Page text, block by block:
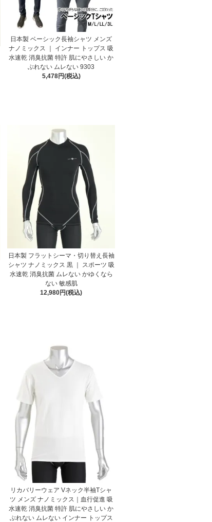
日本製 ベーシック長袖シャツ メンズ
ナノミックス ｜ インナー トップス 吸
水速乾 消臭抗菌 特許 肌にやさしい か
ぶれない ムレない 9303
5,478円(税込)
日本製 フラットシーマ・切り替え長袖
シャツ ナノミックス 黒 ｜ スポーツ 吸
水速乾 消臭抗菌 ムレない かゆくなら
ない 敏感肌
12,980円(税込)
リカバリーウェア Vネック半袖Tシャ
ツ メンズ ナノミックス｜血行促進 吸
水速乾 消臭抗菌 特許 肌にやさしい か
ぶれない ムレない インナー トップス